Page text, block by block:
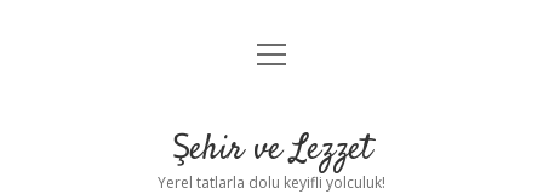
Anasayfa
Yasal Uyarı
menüyü
Şehir ve Lezzet
Yerel tatlarla dolu keyifli yolculuk!